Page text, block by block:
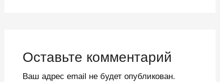
Оставьте комментарий
Ваш адрес email не будет опубликован.